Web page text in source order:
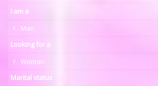
I am a
Man
Looking for a
Woman
Marital status